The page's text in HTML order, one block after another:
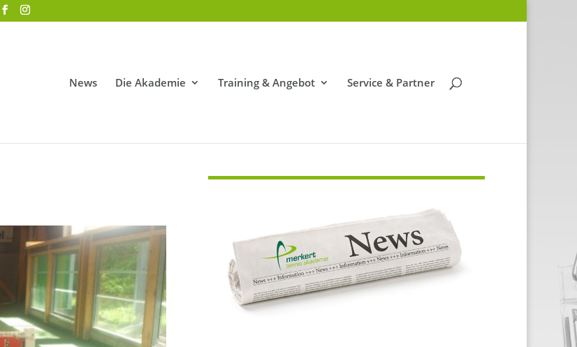
News Die Akademie Training & Angebot Service & Partner